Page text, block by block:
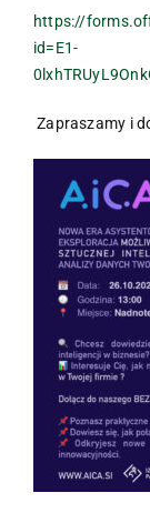
https://
id=E1-
Zapraszamy i